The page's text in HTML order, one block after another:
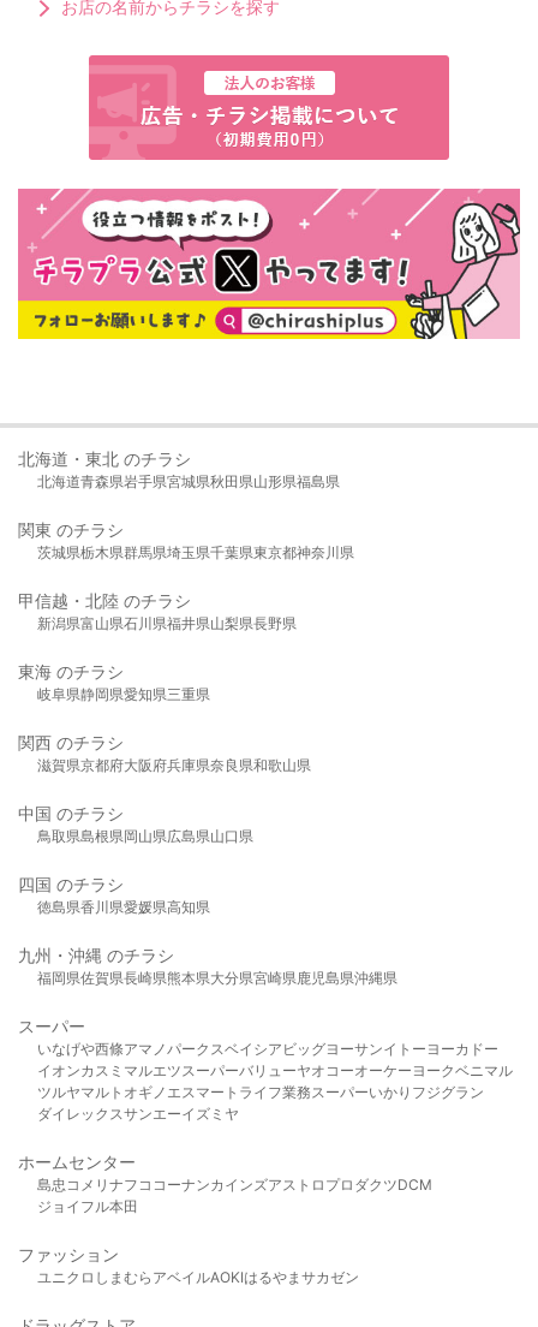
お店の名前からチラシを探す
北海道・東北 のチラシ
北海道青森県岩手県宮城県秋田県山形県福島県
関東 のチラシ
茨城県栃木県群馬県埼玉県千葉県東京都神奈川県
甲信越・北陸 のチラシ
新潟県富山県石川県福井県山梨県長野県
東海 のチラシ
岐阜県静岡県愛知県三重県
関西 のチラシ
滋賀県京都府大阪府兵庫県奈良県和歌山県
中国 のチラシ
鳥取県島根県岡山県広島県山口県
四国 のチラシ
徳島県香川県愛媛県高知県
九州・沖縄 のチラシ
福岡県佐賀県長崎県熊本県大分県宮崎県鹿児島県沖縄県
スーパー
いなげや西條アマノパークスベイシア ビッグヨーサンイトーヨーカドー
イオンカスミ マルエツスーパーバリューヤオコーオーケー ヨークベニマル
ツルヤマルト オギノ エスマート ライフ業務スーパーいかり フジグラン
ダイレックスサンエーイズミヤ
ホームセンター
島忠 コメリ ナフコ コーナンカインズアストロプロダクツDCM
ジョイフル本田
ファッション
ユニクロ しまむら アベイルAOKIはるやま サカゼン